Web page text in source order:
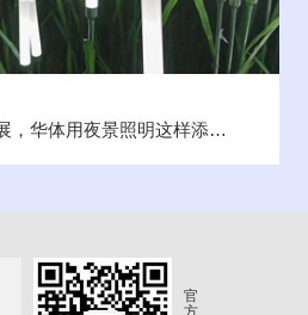
成都世警会正火热开展，华体用夜景照明这样添彩世警会
官
方